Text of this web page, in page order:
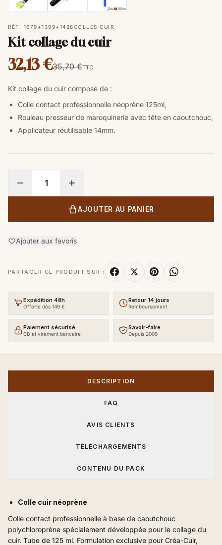
RÉF. 1079+1399+1428COLLES CUIR
Kit collage du cuir
32,13 €35,70 €TTC
Kit collage du cuir composé de :
Colle contact professionnelle néoprène 125ml,
Rouleau presseur de maroquinerie avec tête en caoutchouc,
Applicateur réutilisable 14mm.
AJOUTER AU PANIER
Ajouter aux favoris
PARTAGER CE PRODUIT SUR :
Expédition 48h
Offerte dès 149 €
Retour 14 jours
Remboursement
Paiement sécurisé
CB et virement bancaire
Savoir-faire
Depuis 2009
DESCRIPTION
FAQ
AVIS CLIENTS
TÉLÉCHARGEMENTS
CONTENU DU PACK
Colle cuir néoprène
Colle contact professionnelle à base de caoutchouc
polychloroprène spécialement développée pour le collage du
cuir. Tube de 125 ml. Formulation exclusive pour Créa-Cuir,